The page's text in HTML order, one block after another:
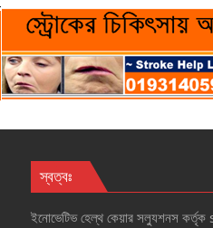
স্বত্বঃ
ইনোভেটিভ হেল্‌থ কেয়ার সল্যুশনস